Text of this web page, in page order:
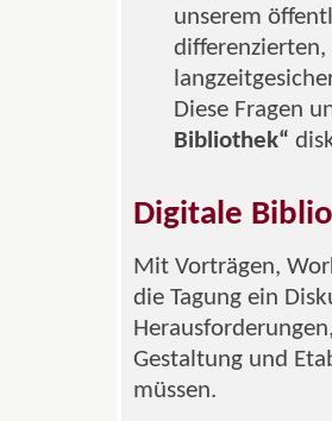
unserem
Diese Fragen
Bibliothek“
Digitale
Mit Vorträgen,
die Tagung ein
Gestaltung und
müssen.